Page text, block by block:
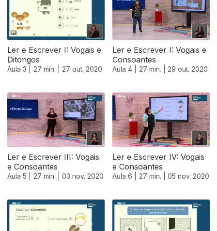
Ler e Escrever I: Vogais e
Ditongos
Aula 3 | 27 min. | 27 out. 2020
Ler e Escrever I: Vogais e
Consoantes
Aula 4 | 27 min. | 29 out. 2020
Ler e Escrever III: Vogais
e Consoantes
Aula 5 | 27 min. | 03 nov. 2020
Ler e Escrever IV: Vogais
e Consoantes
Aula 6 | 27 min. | 05 nov. 2020